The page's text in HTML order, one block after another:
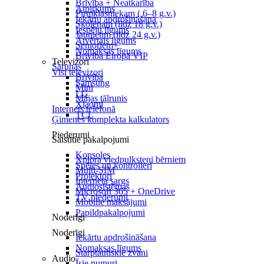
Brīvība + Neatkarība
Pirmklasniekam ( 6–8 g.v.)
Skolēnam (līdz 18 g.v.)
Jaunietim (līdz 24 g.v.)
Senioriem+
Brīvība Eiropā VIP
Sarunas
Brīvība
Mini
Mājas tālrunis
Internets telefonā
Ģimenes komplekta kalkulators
Saistītie pakalpojumi
Xplora viedpulksteņi bērniem
Multi-SIM
Interneta sargs
Microsoft 365 + OneDrive
Mobilie maksājumi
Papildpakalpojumi
Noderīgi
Starptautiskie zvani
Atpirkums
Iekārtu apdrošināšana
Iespēju līgums
Atvērtais līgums
Nomaksas līgums
Televizori
Visi televizori
Samsung
LG
Xiaomi
TCL
Piederumi
Konsoles
Spēles un kontrolieri
Projektori
Audiosistēmas
TV piederumi
Noderīgi
Iekārtu apdrošināšana
Nomaksas līgums
Audio